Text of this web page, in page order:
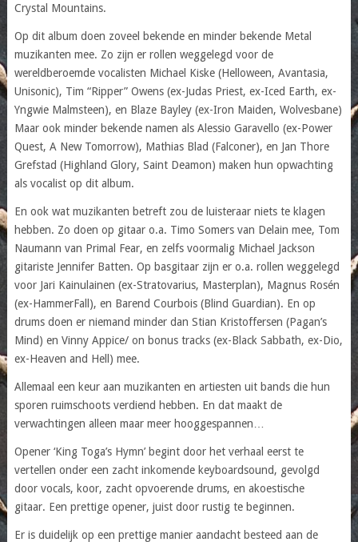
Crystal Mountains.
Op dit album doen zoveel bekende en minder bekende Metal
muzikanten mee. Zo zijn er rollen weggelegd voor de
wereldberoemde vocalisten Michael Kiske (Helloween, Avantasia,
Unisonic), Tim “Ripper” Owens (ex-Judas Priest, ex-Iced Earth, ex-
Yngwie Malmsteen), en Blaze Bayley (ex-Iron Maiden, Wolvesbane)
Maar ook minder bekende namen als Alessio Garavello (ex-Power
Quest, A New Tomorrow), Mathias Blad (Falconer), en Jan Thore
Grefstad (Highland Glory, Saint Deamon) maken hun opwachting
als vocalist op dit album.
En ook wat muzikanten betreft zou de luisteraar niets te klagen
hebben. Zo doen op gitaar o.a. Timo Somers van Delain mee, Tom
Naumann van Primal Fear, en zelfs voormalig Michael Jackson
gitariste Jennifer Batten. Op basgitaar zijn er o.a. rollen weggelegd
voor Jari Kainulainen (ex-Stratovarius, Masterplan), Magnus Rosén
(ex-HammerFall), en Barend Courbois (Blind Guardian). En op
drums doen er niemand minder dan Stian Kristoffersen (Pagan’s
Mind) en Vinny Appice/ on bonus tracks (ex-Black Sabbath, ex-Dio,
ex-Heaven and Hell) mee.
Allemaal een keur aan muzikanten en artiesten uit bands die hun
sporen ruimschoots verdiend hebben. En dat maakt de
verwachtingen alleen maar meer hooggespannen…
Opener ‘King Toga’s Hymn’ begint door het verhaal eerst te
vertellen onder een zacht inkomende keyboardsound, gevolgd
door vocals, koor, zacht opvoerende drums, en akoestische
gitaar. Een prettige opener, juist door rustig te beginnen.
Er is duidelijk op een prettige manier aandacht besteed aan de